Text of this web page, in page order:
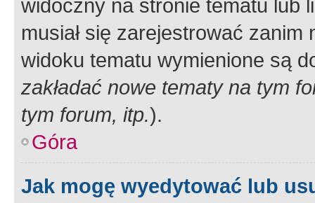
widoczny na stronie tematu lub
musiał się zarejestrować
widoku tematu wymienione są
zakładać nowe tematy na tym
tym forum, itp.).
Góra
Jak mogę wyedytować lub